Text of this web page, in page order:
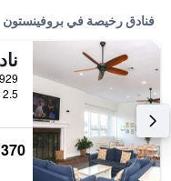
فنادق رخيصة في بروفينستون
2.5 كيلومتر عن وسط المدينة
370 ﷼